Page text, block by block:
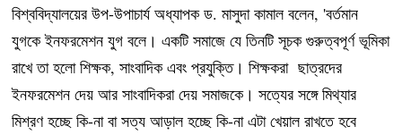
বিশ্ববিদ্যালয়ের উপ-উপাচার্য অধ্যাপক ড. মাসুদা কামাল বলেন, 'বর্তমান
যুগকে ইনফরমেশন যুগ বলে। একটি সমাজে যে তিনটি সূচক গুরুত্বপূর্ণ ভূমিকা
রাখে তা হলো শিক্ষক, সাংবাদিক এবং প্রযুক্তি। শিক্ষকরা ছাত্রদের
ইনফরমেশন দেয় আর সাংবাদিকরা দেয় সমাজকে। সত্যের সঙ্গে মিথ্যার
মিশ্রণ হচ্ছে কি-না বা সত্য আড়াল হচ্ছে কি-না এটা খেয়াল রাখতে হবে